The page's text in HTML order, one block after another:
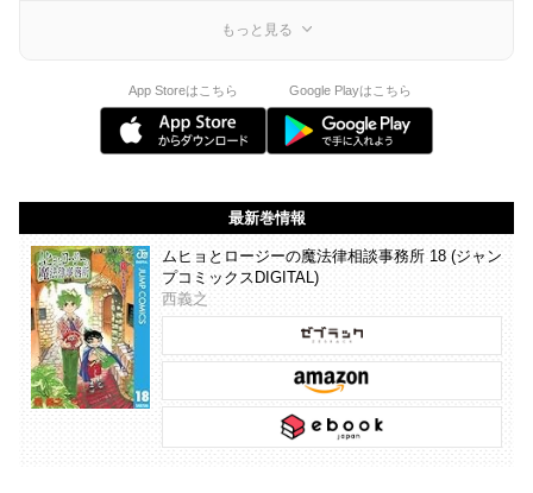
もっと見る
App Storeはこちら Google Playはこちら
最新巻情報
ムヒョとロージーの魔法律相談事務所 18 (ジャン
プコミックスDIGITAL)
西義之